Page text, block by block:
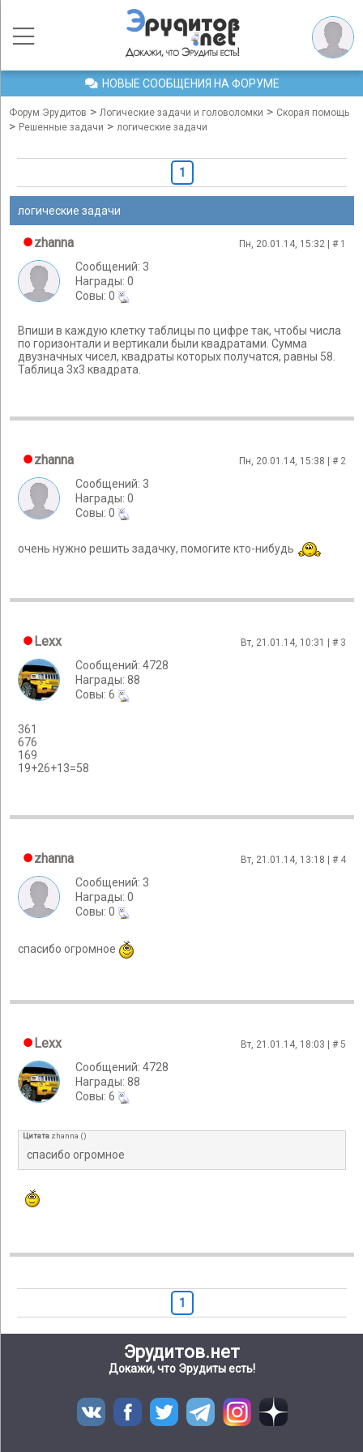
НОВЫЕ СООБЩЕНИЯ НА ФОРУМЕ
Форум Эрудитов > Логические задачи и головоломки > Скорая помощь
> Решенные задачи > логические задачи
1
логические задачи
zhanna Пн, 20.01.14, 15:32 | # 1
Сообщений: 3
Награды: 0
Cовы: 0
Впиши в каждую клетку таблицы по цифре так, чтобы числа
по горизонтали и вертикали были квадратами. Сумма
двузначных чисел, квадраты которых получатся, равны 58.
Таблица 3х3 квадрата.
zhanna Пн, 20.01.14, 15:38 | # 2
Сообщений: 3
Награды: 0
Cовы: 0
очень нужно решить задачку, помогите кто-нибудь
Lexx Вт, 21.01.14, 10:31 | # 3
Сообщений: 4728
Награды: 88
Cовы: 6
361
676
169
19+26+13=58
zhanna Вт, 21.01.14, 13:18 | # 4
Сообщений: 3
Награды: 0
Cовы: 0
спасибо огромное
Lexx Вт, 21.01.14, 18:03 | #5
Сообщений: 4728
Награды: 88
Cовы: 6
Цитата zhanna ()
спасибо огромное
1
Эрудитов.нет
Докажи, что Эрудиты есть!